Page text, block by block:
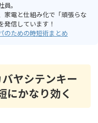
。
家電と仕組み化で「頑張らな
発信しています！
のための時短術まとめ
ヤシテンキー
にかなり効く